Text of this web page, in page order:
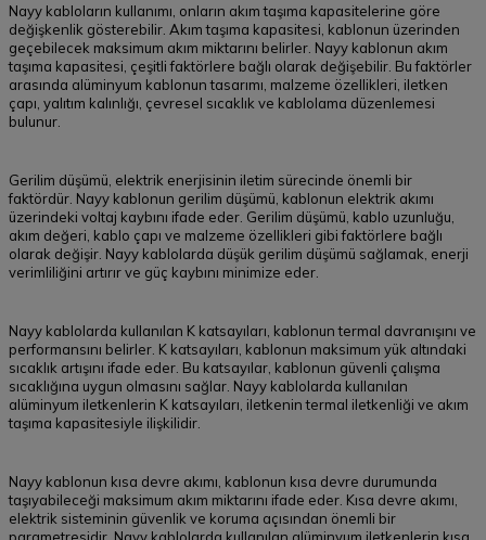
Nayy kabloların kullanımı, onların akım taşıma kapasitelerine göre
değişkenlik gösterebilir. Akım taşıma kapasitesi, kablonun üzerinden
geçebilecek maksimum akım miktarını belirler. Nayy kablonun akım
taşıma kapasitesi, çeşitli faktörlere bağlı olarak değişebilir. Bu faktörler
arasında alüminyum kablonun tasarımı, malzeme özellikleri, iletken
çapı, yalıtım kalınlığı, çevresel sıcaklık ve kablolama düzenlemesi
bulunur.
Gerilim düşümü, elektrik enerjisinin iletim sürecinde önemli bir
faktördür. Nayy kablonun gerilim düşümü, kablonun elektrik akımı
üzerindeki voltaj kaybını ifade eder. Gerilim düşümü, kablo uzunluğu,
akım değeri, kablo çapı ve malzeme özellikleri gibi faktörlere bağlı
olarak değişir. Nayy kablolarda düşük gerilim düşümü sağlamak, enerji
verimliliğini artırır ve güç kaybını minimize eder.
Nayy kablolarda kullanılan K katsayıları, kablonun termal davranışını ve
performansını belirler. K katsayıları, kablonun maksimum yük altındaki
sıcaklık artışını ifade eder. Bu katsayılar, kablonun güvenli çalışma
sıcaklığına uygun olmasını sağlar. Nayy kablolarda kullanılan
alüminyum iletkenlerin K katsayıları, iletkenin termal iletkenliği ve akım
taşıma kapasitesiyle ilişkilidir.
Nayy kablonun kısa devre akımı, kablonun kısa devre durumunda
taşıyabileceği maksimum akım miktarını ifade eder. Kısa devre akımı,
elektrik sisteminin güvenlik ve koruma açısından önemli bir
parametresidir. Nayy kablolarda kullanılan alüminyum iletkenlerin kısa